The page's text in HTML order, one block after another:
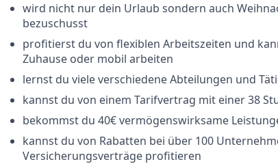
wird nicht nur dein Urlaub sondern auch
bezuschusst
profitierst du von flexiblen Arbeitszeiten und
Zuhause oder mobil arbeiten
lernst du viele verschiedene Abteilungen und
kannst du von einem Tarifvertrag mit einer 38
bekommst du 40€ vermögenswirksame
kannst du von Rabatten bei über 100
Versicherungsverträge profitieren